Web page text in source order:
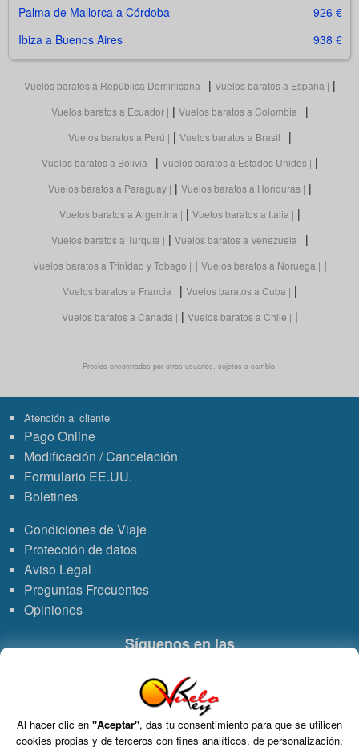
Palma de Mallorca a Córdoba
926 €
Ibiza a Buenos Aires
938 €
Vuelos baratos a República Dominicana | Vuelos baratos a España |
Vuelos baratos a Ecuador | Vuelos baratos a Colombia |
Vuelos baratos a Perú | Vuelos baratos a Brasil |
Vuelos baratos a Bolivia | Vuelos baratos a Estados Unidos |
Vuelos baratos a Paraguay | Vuelos baratos a Honduras |
Vuelos baratos a Argentina | Vuelos baratos a Italia |
Vuelos baratos a Turquía | Vuelos baratos a Venezuela |
Vuelos baratos a Trinidad y Tobago | Vuelos baratos a Noruega |
Vuelos baratos a Francia | Vuelos baratos a Cuba |
Vuelos baratos a Canadá | Vuelos baratos a Chile |
Precios encontrados por otros usuarios, sujetos a cambio.
Atención al cliente
Pago Online
Modificación / Cancelación
Formulario EE.UU.
Boletines
Condiciones de Viaje
Protección de datos
Aviso Legal
Preguntas Frecuentes
Opiniones
Síguenos en las
Enlace
a
Enlace
a
a
de
Grupo VDT - Viajes Dominicana Tours. C.I.C.M.A. n° 960 CIF: B-82748864
Al hacer clic en "Aceptar", das tu consentimiento para que se utilicen
cookies propias y de terceros con fines analíticos, de personalización,